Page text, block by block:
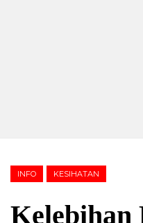
INFO KESIHATAN
Kelebihan